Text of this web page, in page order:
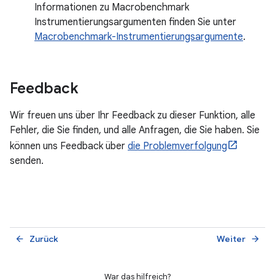
Informationen zu Macrobenchmark
Instrumentierungsargumenten finden Sie unter
Macrobenchmark-Instrumentierungsargumente.
Feedback
Wir freuen uns über Ihr Feedback zu dieser Funktion, alle
Fehler, die Sie finden, und alle Anfragen, die Sie haben. Sie
können uns Feedback über die Problemverfolgung
senden.
Zurück
arrow_back Weiter arrow_forward
War das hilfreich?